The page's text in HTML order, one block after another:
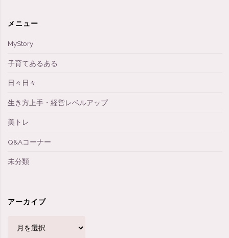
メニュー
MyStory
子育てあるある
日々日々
生き方上手・経営レベルアップ
美トレ
Q&Aコーナー
未分類
アーカイブ